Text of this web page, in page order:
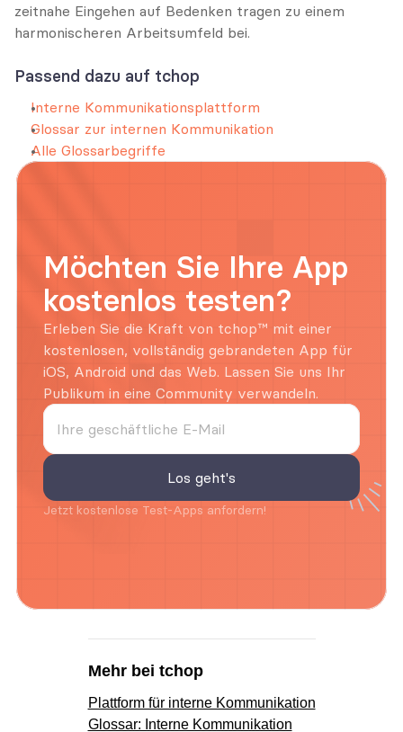
zeitnahe Eingehen auf Bedenken tragen zu einem
harmonischeren Arbeitsumfeld bei.
Passend dazu auf tchop
Interne Kommunikationsplattform
Glossar zur internen Kommunikation
Alle Glossarbegriffe
Möchten Sie Ihre App
kostenlos testen?
Erleben Sie die Kraft von tchop™ mit einer
kostenlosen, vollständig gebrandeten App für
iOS, Android und das Web. Lassen Sie uns Ihr
Publikum in eine Community verwandeln.
Jetzt kostenlose Test-Apps anfordern!
Mehr bei tchop
Plattform für interne Kommunikation
Glossar: Interne Kommunikation